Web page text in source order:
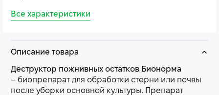
Все характеристики
Описание товара
Деструктор пожнивных остатков Бионорма
– биопрепарат для обработки стерни или почвы
после уборки основной культуры. Препарат